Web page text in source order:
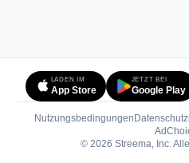
LADEN IM
App Store
JETZT BEI
Google Play
Nutzungsbedingungen
© 2026 Streema, Inc.